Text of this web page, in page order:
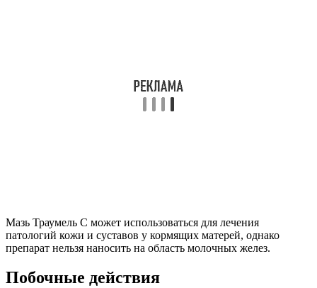
Мазь Траумель С может использоваться для лечения
патологий кожи и суставов у кормящих матерей, однако
препарат нельзя наносить на область молочных желез.
Побочные действия